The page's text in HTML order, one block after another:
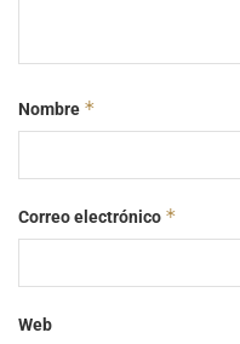
Nombre *
Correo electrónico *
Web